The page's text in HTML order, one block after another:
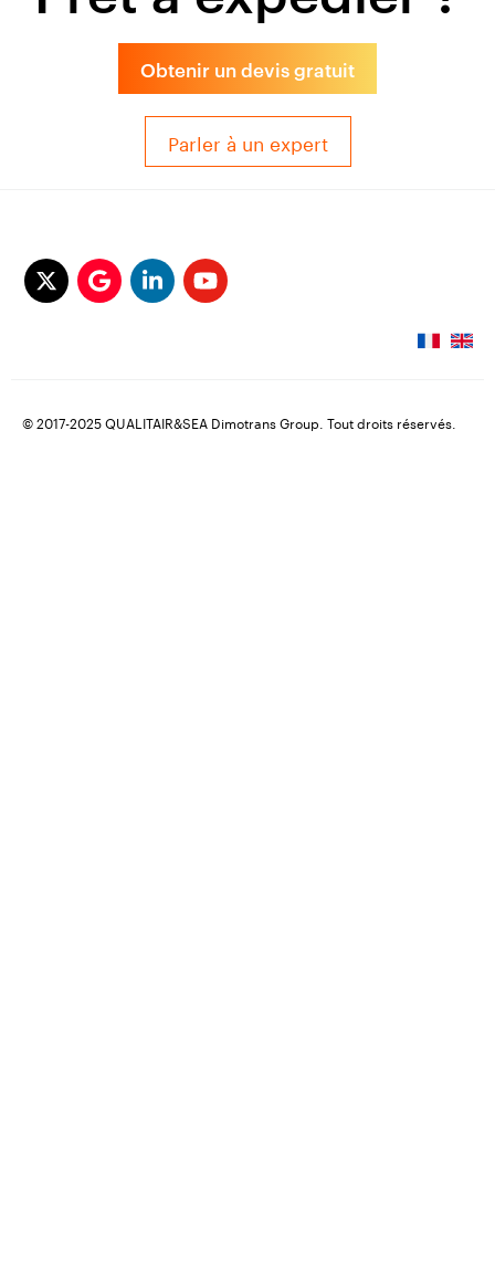
Obtenir un devis gratuit
Parler à un expert
© 2017-2025 QUALITAIR&SEA Dimotrans Group. Tout droits réservés.